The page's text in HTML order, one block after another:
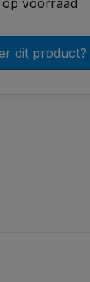
voorraad
dit product?